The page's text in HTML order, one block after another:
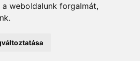
weboldalunk forgalmát,